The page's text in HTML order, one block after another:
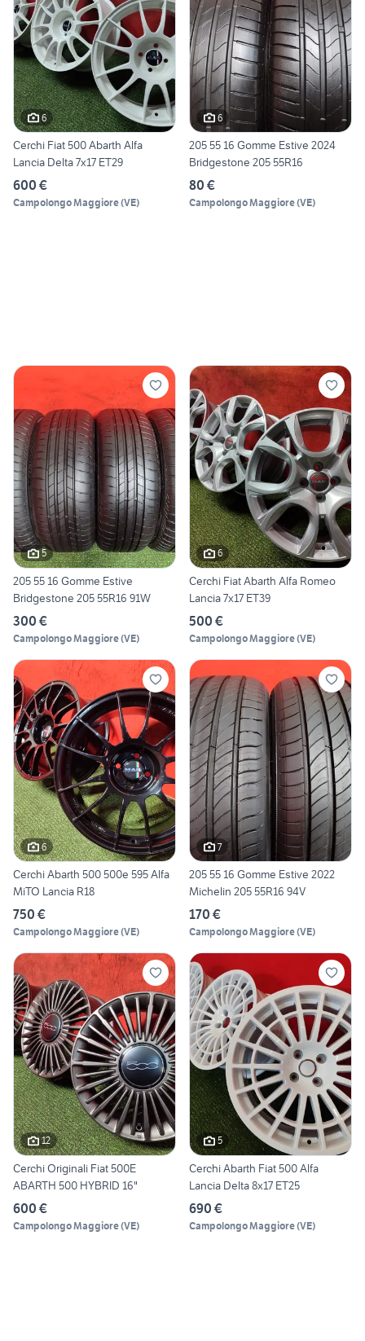
6
Cerchi Fiat 500 Abarth Alfa
Lancia Delta 7x17 ET29
600 €
Campolongo Maggiore(VE)
6
205 55 16 Gomme Estive 2024
Bridgestone 205 55R16
80 €
Campolongo Maggiore(VE)
5
205 55 16 Gomme Estive
Bridgestone 205 55R16 91W
300 €
Campolongo Maggiore(VE)
6
Cerchi Fiat Abarth Alfa Romeo
Lancia 7x17 ET39
500 €
Campolongo Maggiore(VE)
6
Cerchi Abarth 500 500e 595 Alfa
MiTO Lancia R18
750 €
Campolongo Maggiore(VE)
7
205 55 16 Gomme Estive 2022
Michelin 205 55R16 94V
170 €
Campolongo Maggiore(VE)
12
Cerchi Originali Fiat 500E
ABARTH 500 HYBRID 16"
600 €
Campolongo Maggiore(VE)
5
Cerchi Abarth Fiat 500 Alfa
Lancia Delta 8x17 ET25
690 €
Campolongo Maggiore(VE)